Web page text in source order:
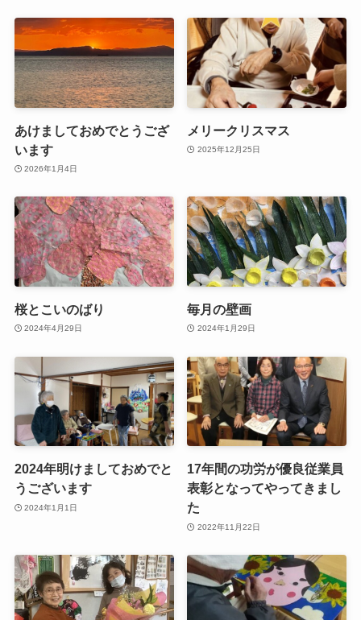
あけましておめでとうござ
います
2026年1月4日
メリークリスマス
2025年12月25日
桜とこいのばり
2024年4月29日
毎月の壁画
2024年1月29日
2024年明けましておめでと
うございます
2024年1月1日
17年間の功労が優良従業員
表彰となってやってきまし
た
2022年11月22日